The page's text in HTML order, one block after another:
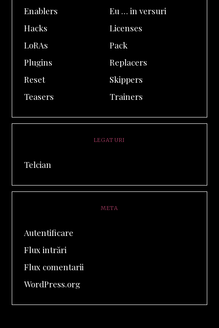
Enablers
Eu … in versuri
Hacks
Licenses
LoRAs
Pack
Plugins
Replacers
Reset
Skippers
Teasers
Trainers
LEGATURI
Telcian
META
Autentificare
Flux intrări
Flux comentarii
WordPress.org